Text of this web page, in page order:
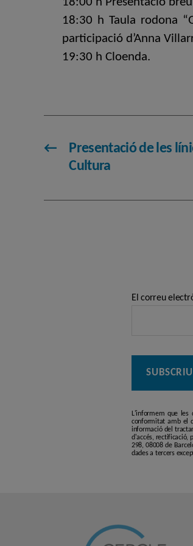
18:30 h Taula rodona
participació d’Anna
19:30 h Cloenda.
←
Presentació de les
Cultura
El correu
L'informem que les
conformitat amb el
informació del
d'accés, rectificació,
298, 08008 de
dades a tercers